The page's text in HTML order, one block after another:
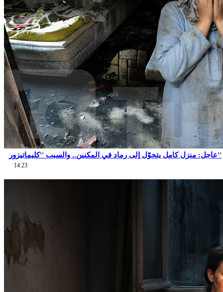
عاجل: منزل كامل يتحوّل إلى رماد في المكنين.. والسبب ''كليماتيزور''
14:23